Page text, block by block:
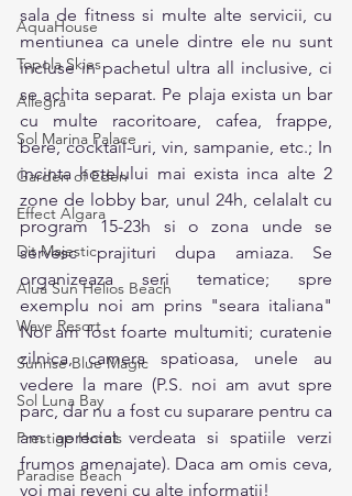
AquaHouse
Topola Skies
Allegra
Sol Marina Palace
Garden of Eden
Effect Algara
Dit Majestic
Alua Sun Helios Beach
Wave Resort
Sunrise Blue Magic
Sol Luna Bay
Prestige Hotels
Paradise Beach
sala de fitness si multe alte servicii, cu
mentiunea ca unele dintre ele nu sunt
incluse in pachetul ultra all inclusive, ci
se achita separat. Pe plaja exista un bar
cu multe racoritoare, cafea, frappe,
bere, cocktail-uri, vin, sampanie, etc.; In
incinta hotelului mai exista inca alte 2
zone de lobby bar, unul 24h, celalalt cu
program 15-23h si o zona unde se
servesc prajituri dupa amiaza. Se
organizeaza seri tematice; spre
exemplu noi am prins "seara italiana"
Noi am fost foarte multumiti; curatenie
zilnica, camera spatioasa, unele au
vedere la mare (P.S. noi am avut spre
parc, dar nu a fost cu suparare pentru ca
am apreciat verdeata si spatiile verzi
frumos amenajate). Daca am omis ceva,
voi mai reveni cu alte informatii!